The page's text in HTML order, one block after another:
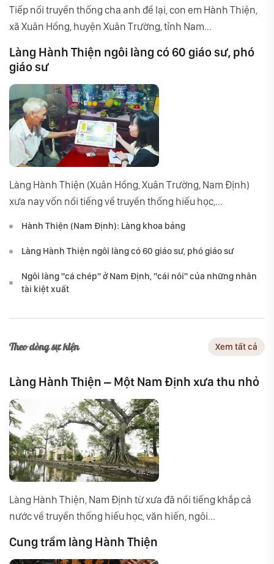
Tiếp nối truyền thống cha anh để lại, con em Hành Thiện,
xã Xuân Hồng, huyện Xuân Trường, tỉnh Nam...
Làng Hành Thiện ngôi làng có 60 giáo sư, phó
giáo sư
Làng Hành Thiện (Xuân Hồng, Xuân Trường, Nam Định)
xưa nay vốn nổi tiếng về truyền thống hiếu học,...
Hành Thiện (Nam Định): Làng khoa bảng
Làng Hành Thiện ngôi làng có 60 giáo sư, phó giáo sư
Ngôi làng "cá chép" ở Nam Định, "cái nôi" của những nhân
tài kiệt xuất
Theo dòng sự kiện Xem tất cả
Làng Hành Thiện – Một Nam Định xưa thu nhỏ
Làng Hành Thiện, Nam Định từ xưa đã nổi tiếng khắp cả
nước về truyền thống hiếu học, văn hiến, ngôi...
Cung trầm làng Hành Thiện